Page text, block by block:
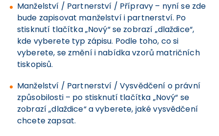
Manželství / Partnerství / Přípravy – nyní se zde
bude zapisovat manželství i partnerství. Po
stisknutí tlačítka „Nový“ se zobrazí „dlaždice“,
kde vyberete typ zápisu. Podle toho, co si
vyberete, se změní i nabídka vzorů matričních
tiskopisů.
Manželství / Partnerství / Vysvědčení o právní
způsobilosti – po stisknutí tlačítka „Nový“ se
zobrazí „dlaždice“ a vyberete, jaké vysvědčení
chcete zapsat.